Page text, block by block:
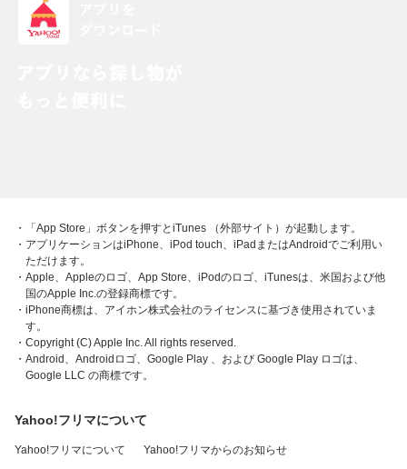
・「App Store」ボタンを押すとiTunes （外部サイト）が起動します。
・アプリケーションはiPhone、iPod touch、iPadまたはAndroidでご利用い
ただけます。
・Apple、Appleのロゴ、App Store、iPodのロゴ、iTunesは、米国および他
国のApple Inc.の登録商標です。
・iPhone商標は、アイホン株式会社のライセンスに基づき使用されていま
す。
・Copyright (C) Apple Inc. All rights reserved.
・Android、Androidロゴ、Google Play 、および Google Play ロゴは、
Google LLC の商標です。
Yahoo!フリマについて
Yahoo!フリマについて Yahoo!フリマからのお知らせ